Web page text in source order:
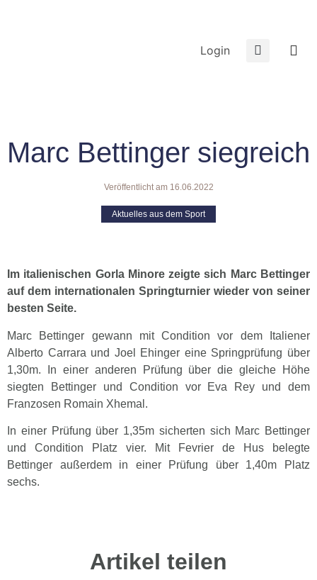
Login
Marc Bettinger siegreich
Veröffentlicht am 16.06.2022
Aktuelles aus dem Sport
Im italienischen Gorla Minore zeigte sich Marc Bettinger
auf dem internationalen Springturnier wieder von seiner
besten Seite.
Marc Bettinger gewann mit Condition vor dem Italiener
Alberto Carrara und Joel Ehinger eine Springprüfung über
1,30m. In einer anderen Prüfung über die gleiche Höhe
siegten Bettinger und Condition vor Eva Rey und dem
Franzosen Romain Xhemal.
In einer Prüfung über 1,35m sicherten sich Marc Bettinger
und Condition Platz vier. Mit Fevrier de Hus belegte
Bettinger außerdem in einer Prüfung über 1,40m Platz
sechs.
Artikel teilen